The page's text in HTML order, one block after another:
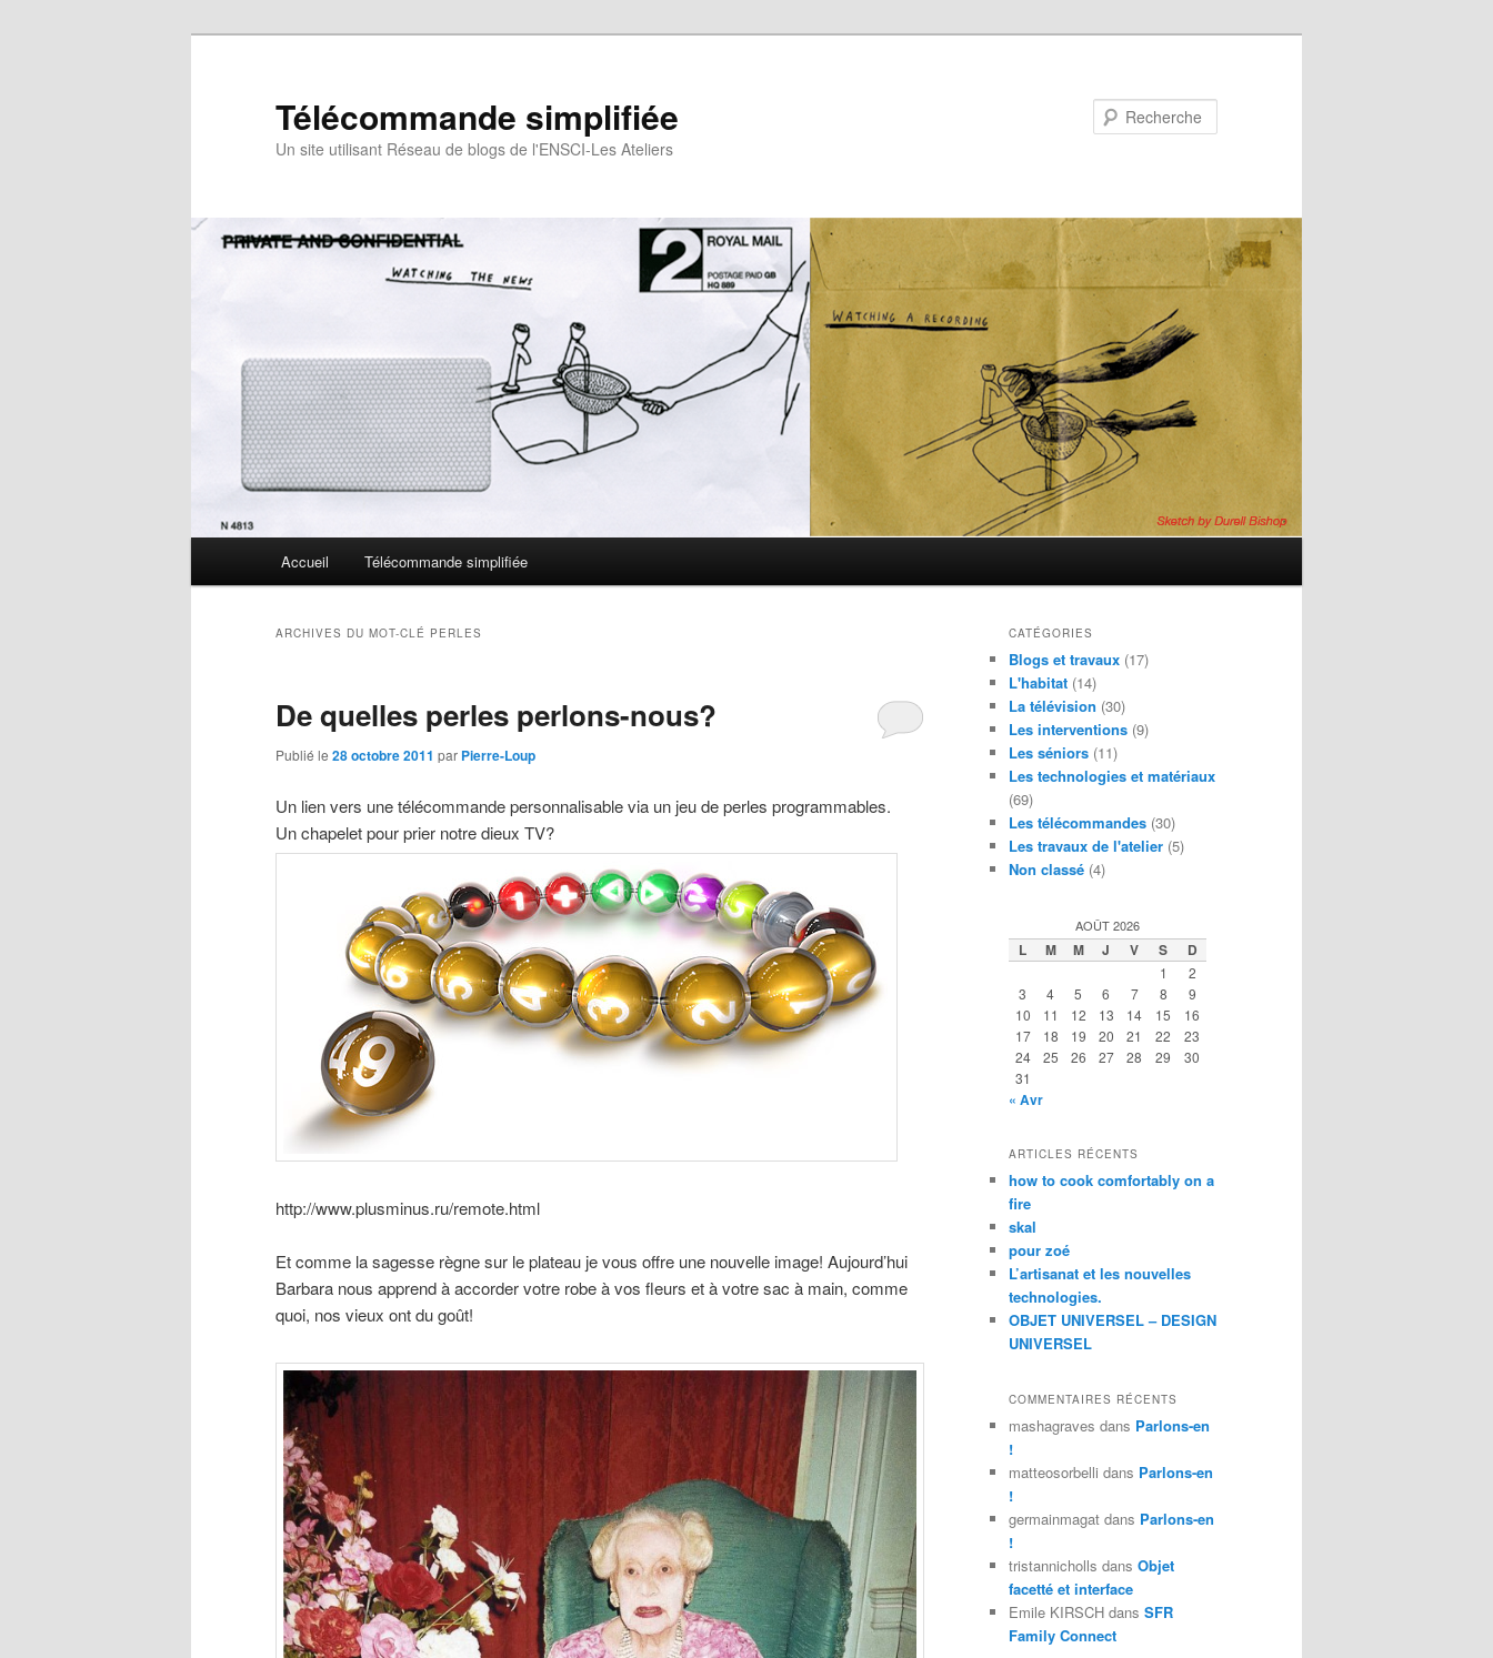
Télécommande simplifiée
Un site utilisant Réseau de blogs de l'ENSCI-Les Ateliers
Aller
principal
Aller
secondaire
Accueil Télécommande simplifiée
ARCHIVES DU MOT-CLÉ PERLES
De quelles perles perlons-nous?
Publié le 28 octobre 2011 par Pierre-Loup
Un lien vers une télécommande personnalisable via un jeu de perles programmables.
Un chapelet pour prier notre dieux TV?
http://www.plusminus.ru/remote.html
Et comme la sagesse règne sur le plateau je vous offre une nouvelle image! Aujourd’hui
Barbara nous apprend à accorder votre robe à vos fleurs et à votre sac à main, comme
quoi, nos vieux ont du goût!
CATÉGORIES
Blogs et travaux (17)
L'habitat (14)
La télévision (30)
Les interventions (9)
Les séniors (11)
Les technologies et matériaux
(69)
Les télécommandes (30)
Les travaux de l'atelier (5)
Non classé (4)
AOÛT 2026
L M M J V S D
1
2
3
4 5 6 7 8
9
10
11 12 13 14 15
16
17
18 19 20 21 22
23
24
25 26 27 28 29
30
31
« Avr
ARTICLES RÉCENTS
how to cook comfortably on a
fire
skal
pour zoé
L’artisanat et les nouvelles
technologies.
OBJET UNIVERSEL – DESIGN
UNIVERSEL
COMMENTAIRES RÉCENTS
mashagraves dans Parlons-en
!
matteosorbelli dans Parlons-en
!
germainmagat dans Parlons-en
!
tristannicholls dans Objet
facetté et interface
Emile KIRSCH dans SFR
Family Connect